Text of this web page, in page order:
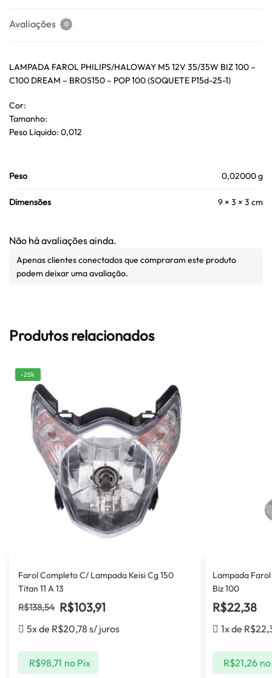
Avaliações 0
LAMPADA FAROL PHILIPS/HALOWAY M5 12V 35/35W BIZ 100 –
C100 DREAM – BROS150 – POP 100 (SOQUETE P15d-25-1)
Cor:
Tamanho:
Peso Liquido: 0,012
Peso 0,02000 g
Dimensões 9 × 3 × 3 cm
Não há avaliações ainda.
Apenas clientes conectados que compraram este produto
podem deixar uma avaliação.
Produtos relacionados
-25%
Farol Completo C/ Lampada Keisi Cg 150
Titan 11 A 13
R$138,54 R$103,91
5x de R$20,78 s/ juros
R$98,71 no Pix
Lampada
Biz 100
R$22,38
1x de R$
R$21,26